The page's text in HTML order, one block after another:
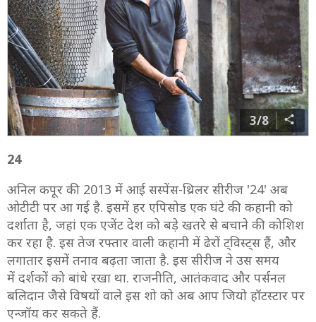
3/8
24
अनिल कपूर की 2013 में आई सस्पेंस-थ्रिलर सीरीज '24' अब
ओटीटी पर आ गई है. इसमें हर एपिसोड एक घंटे की कहानी को
दर्शाता है, जहां एक एजेंट देश को बड़े खतरे से बचाने की कोशिश
कर रहा है. इस तेज रफ्तार वाली कहानी में ढेरों ट्विस्ट्स हैं, और
लगातार इसमें तनाव बढ़ता जाता है. इस सीरीज ने उस समय
में दर्शकों को बांधे रखा था. राजनीति, आतंकवाद और पर्सनल
बलिदान जैसे विषयों वाले इस शो को अब आप जियो हॉटस्टार पर
एन्जॉय कर सकते हैं.